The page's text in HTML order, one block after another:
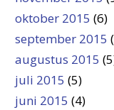
oktober 2015 (6)
september 2015
augustus 2015
juli 2015 (5)
juni 2015 (4)